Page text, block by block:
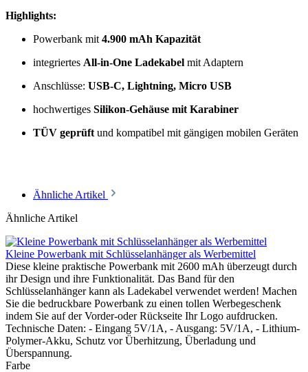
Highlights:
Powerbank mit 4.900 mAh Kapazität
integriertes All-in-One Ladekabel mit Adaptern
Anschlüsse: USB-C, Lightning, Micro USB
hochwertiges Silikon-Gehäuse mit Karabiner
TÜV geprüft und kompatibel mit gängigen mobilen Geräten
Ähnliche Artikel
Ähnliche Artikel
Kleine Powerbank mit Schlüsselanhänger als Werbemittel
Diese kleine praktische Powerbank mit 2600 mAh überzeugt durch
ihr Design und ihre Funktionalität. Das Band für den
Schlüsselanhänger kann als Ladekabel verwendet werden! Machen
Sie die bedruckbare Powerbank zu einen tollen Werbegeschenk
indem Sie auf der Vorder-oder Rückseite Ihr Logo aufdrucken.
Technische Daten: - Eingang 5V/1A, - Ausgang: 5V/1A, - Lithium-
Polymer-Akku, Schutz vor Überhitzung, Überladung und
Überspannung.
Farbe